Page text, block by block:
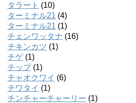
タラート (10)
ターミナル21 (4)
ターミナル21 (1)
チェンワッタナ (16)
チキンカツ (1)
チゲ(1)
チップ(1)
チャオクワイ (6)
チワタイ (1)
チンチャーチャーリー (1)